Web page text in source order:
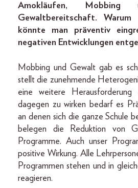
Amokläufen, Mobbing
Gewaltbereitschaft.
könnte man präventiv
negativen Entwicklungen
Mobbing und Gewalt gab es
stellt die zunehmende
eine weitere Herausforderung
dagegen zu wirken bedarf es
an denen sich die ganze Schule
belegen die Reduktion von
Programme. Auch unser
positive Wirkung. Alle
Programmen stehen und in
reagieren.